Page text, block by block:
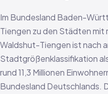
Im Bundesland Baden-
Tiengen zu den Städten mit
Waldshut-Tiengen ist nach
Stadtgrößenklassifikation
rund 11,3 Millionen
Bundesland Deutschlands.